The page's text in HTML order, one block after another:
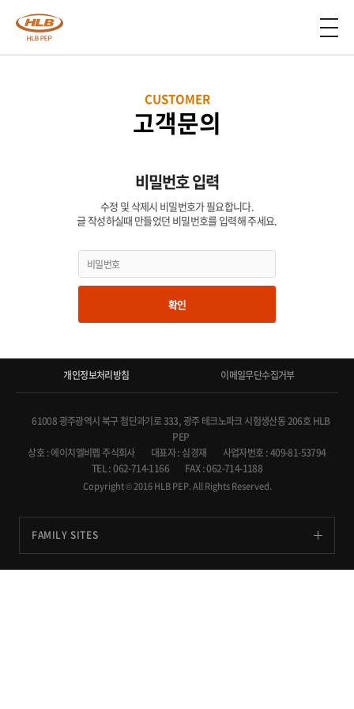
CUSTOMER
고객문의
비밀번호 입력
수정 및 삭제시 비밀번호가 필요합니다.
글 작성하실때 만들었던 비밀번호를 입력해 주세요.
확인
개인정보처리방침 이메일무단수집거부
61008 광주광역시 북구 첨단과기로 333, 광주 테크노파크 시험생산동 206호 HLB
PEP
상호 : 에이치엘비펩 주식회사
대표자 : 심경재
사업자번호 : 409-81-53794
TEL : 062-714-1166
FAX : 062-714-1188
Copyright © 2016 HLB PEP. All Rights Reserved.
FAMILY SITES